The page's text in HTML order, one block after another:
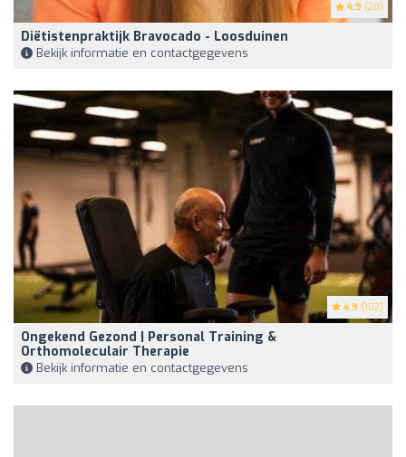
4.9 (20)
Diëtistenpraktijk Bravocado - Loosduinen
Bekijk informatie en contactgegevens
4.9 (102)
Ongekend Gezond | Personal Training &
Orthomoleculair Therapie
Bekijk informatie en contactgegevens